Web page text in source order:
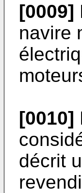
[0009]
navire
[0010]
décrit